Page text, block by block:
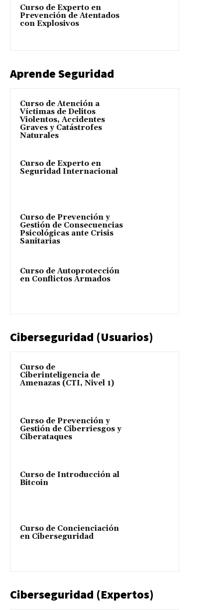
Curso de Experto en
Prevención de Atentados
con Explosivos
Aprende Seguridad
Curso de Atención a
Víctimas de Delitos
Violentos, Accidentes
Graves y Catástrofes
Naturales
Curso de Experto en
Seguridad Internacional
Curso de Prevención y
Gestión de Consecuencias
Psicológicas ante Crisis
Sanitarias
Curso de Autoprotección
en Conflictos Armados
Ciberseguridad (Usuarios)
Curso de
Ciberinteligencia de
Amenazas (CTI, Nivel 1)
Curso de Prevención y
Gestión de Ciberriesgos y
Ciberataques
Curso de Introducción al
Bitcoin
Curso de Concienciación
en Ciberseguridad
Ciberseguridad (Expertos)